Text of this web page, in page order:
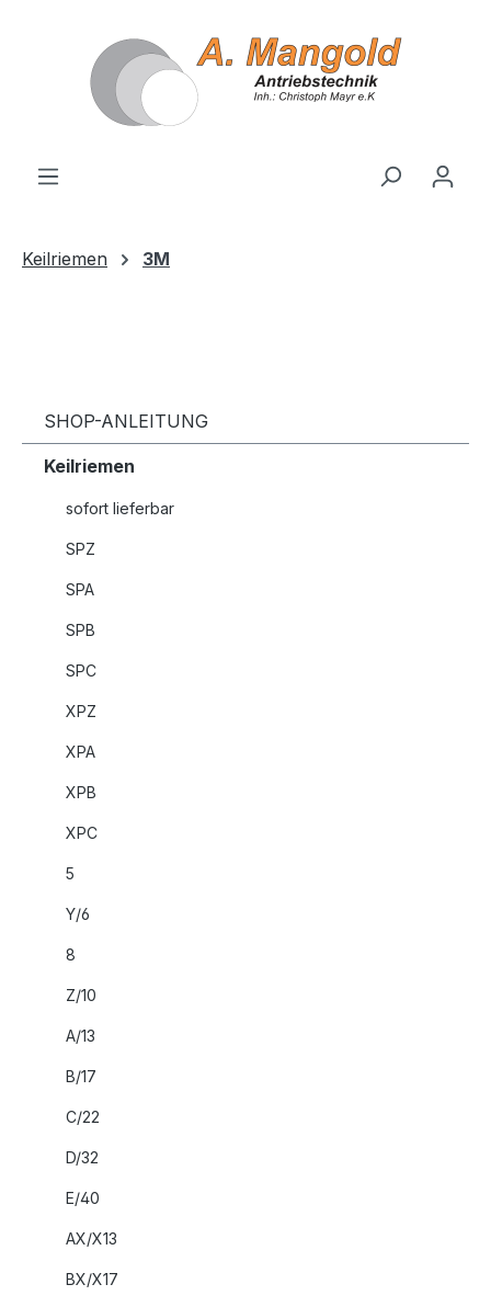
Keilriemen 3M
SHOP-ANLEITUNG
Keilriemen
sofort lieferbar
SPZ
SPA
SPB
SPC
XPZ
XPA
XPB
XPC
5
Y/6
8
Z/10
A/13
B/17
C/22
D/32
E/40
AX/X13
BX/X17